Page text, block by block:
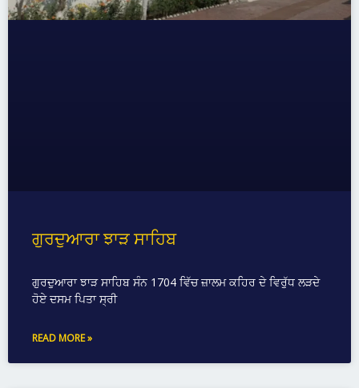
ਗੁਰਦੁਆਰਾ ਝਾੜ ਸਾਹਿਬ
ਗੁਰਦੁਆਰਾ ਝਾੜ ਸਾਹਿਬ ਸੰਨ 1704 ਵਿੱਚ ਜ਼ਾਲਮ ਕਹਿਰ ਦੇ ਵਿਰੁੱਧ ਲੜਦੇ
ਹੋਏ ਦਸਮ ਪਿਤਾ ਸ੍ਰੀ
READ MORE »